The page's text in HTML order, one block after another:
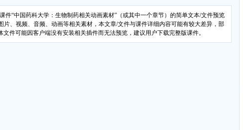
件“中国药科大学：生物制药相关动画素材”（或其中一个章节）的简单文本/文件预览
片、视频、音频、动画等相关素材，本文章/文件与课件详细内容可能有较大差异，部
文件可能因客户端没有安装相关插件而无法预览，建议用户下载完整版课件。